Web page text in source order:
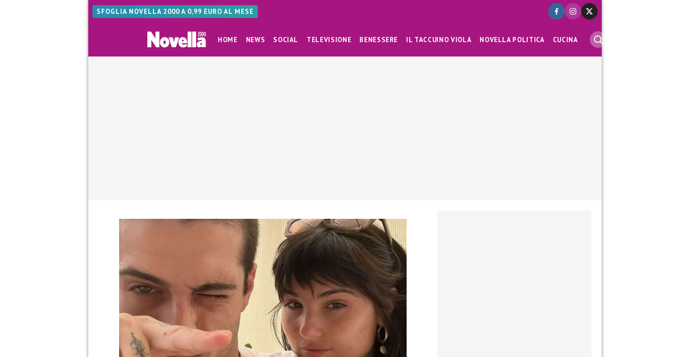
SFOGLIA NOVELLA 2000 A 0,99 EURO AL MESE
HOME NEWS SOCIAL TELEVISIONE BENESSERE IL TACCUINO VIOLA NOVELLA POLITICA CUCINA